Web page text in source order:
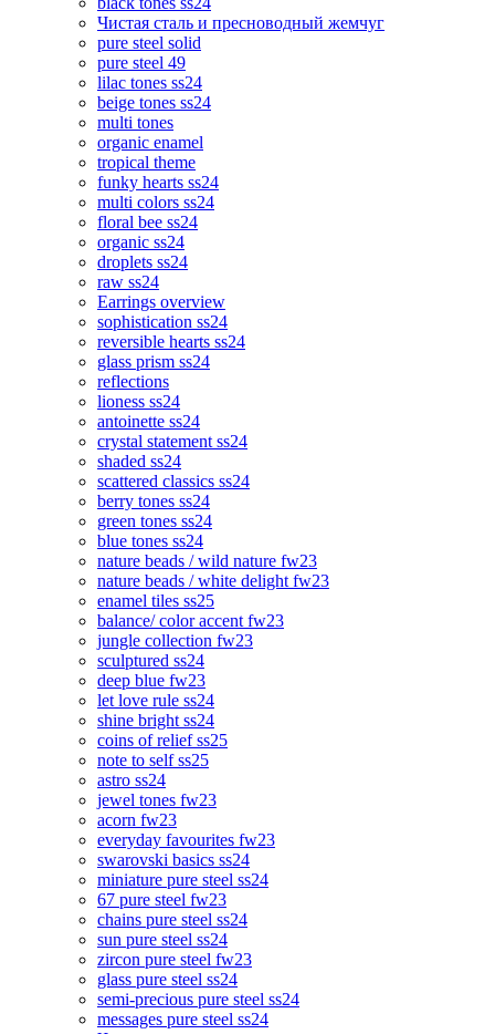
Чистая сталь и пресноводный жемчуг
pure steel solid
pure steel 49
lilac tones ss24
beige tones ss24
multi tones
organic enamel
tropical theme
funky hearts ss24
multi colors ss24
floral bee ss24
organic ss24
droplets ss24
raw ss24
Earrings overview
sophistication ss24
reversible hearts ss24
glass prism ss24
reflections
lioness ss24
antoinette ss24
crystal statement ss24
shaded ss24
scattered classics ss24
berry tones ss24
green tones ss24
blue tones ss24
nature beads / wild nature fw23
nature beads / white delight fw23
enamel tiles ss25
balance/ color accent fw23
jungle collection fw23
sculptured ss24
deep blue fw23
let love rule ss24
shine bright ss24
coins of relief ss25
note to self ss25
astro ss24
jewel tones fw23
acorn fw23
everyday favourites fw23
swarovski basics ss24
miniature pure steel ss24
67 pure steel fw23
chains pure steel ss24
sun pure steel ss24
zircon pure steel fw23
glass pure steel ss24
semi-precious pure steel ss24
messages pure steel ss24